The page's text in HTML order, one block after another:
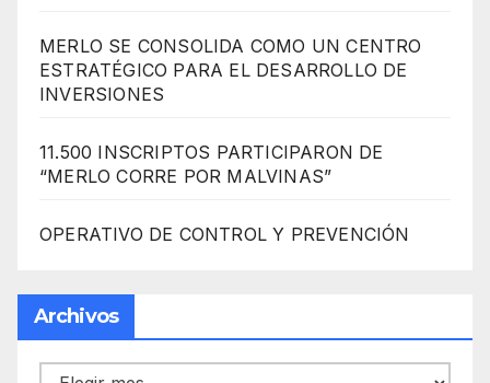
MERLO SE CONSOLIDA COMO UN CENTRO
ESTRATÉGICO PARA EL DESARROLLO DE
INVERSIONES
11.500 INSCRIPTOS PARTICIPARON DE
“MERLO CORRE POR MALVINAS”
OPERATIVO DE CONTROL Y PREVENCIÓN
Archivos
Archivos